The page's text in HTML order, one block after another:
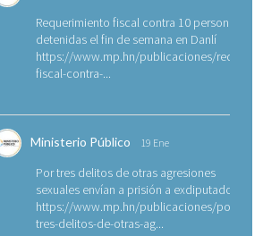
Requerimiento fiscal contra 10 personas
detenidas el fin de semana en Danlí
https://www.mp.hn/publicaciones/
fiscal-contra-...
Ministerio Público 19 Ene
Por tres delitos de otras agresiones
sexuales envían a prisión a exdiputado
https://www.mp.hn/publicaciones/por-
tres-delitos-de-otras-ag...